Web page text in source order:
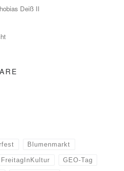
Deiß II
Blumenmarkt
FreitagInKultur GEO-Tag